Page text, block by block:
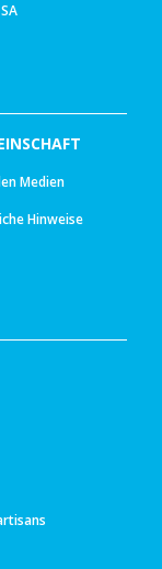
Medien
Hinweise